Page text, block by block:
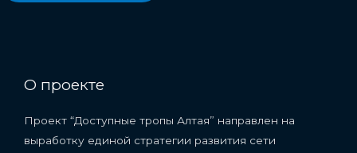
О проекте
Проект “Доступные тропы Алтая” направлен на
выработку единой стратегии развития сети